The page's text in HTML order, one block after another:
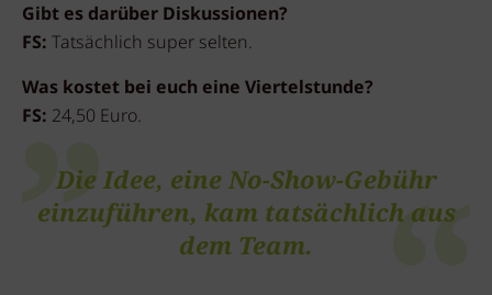
Gibt es darüber Diskussionen?
FS: Tatsächlich super selten.
Was kostet bei euch eine Viertelstunde?
FS: 24,50 Euro.
Die Idee, eine No-Show-Gebühr
einzuführen, kam tatsächlich aus
dem Team.